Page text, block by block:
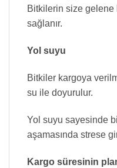
Bitkilerin size gelene
sağlanır.
Yol suyu
Bitkiler kargoya
su ile doyurulur.
Yol suyu sayesinde
aşamasında strese
Kargo süresinin